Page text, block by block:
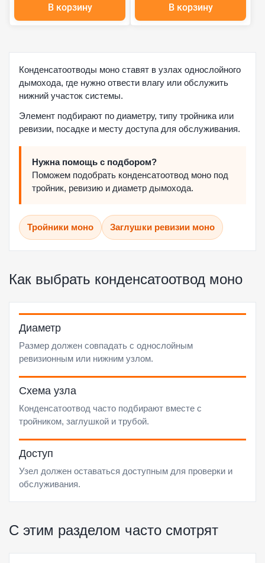
В корзину В корзину
Конденсатоотводы моно ставят в узлах однослойного
дымохода, где нужно отвести влагу или обслужить
нижний участок системы.
Элемент подбирают по диаметру, типу тройника или
ревизии, посадке и месту доступа для обслуживания.
Нужна помощь с подбором?
Поможем подобрать конденсатоотвод моно под
тройник, ревизию и диаметр дымохода.
Тройники моно Заглушки ревизии моно
Как выбрать конденсатоотвод моно
Диаметр
Размер должен совпадать с однослойным
ревизионным или нижним узлом.
Схема узла
Конденсатоотвод часто подбирают вместе с
тройником, заглушкой и трубой.
Доступ
Узел должен оставаться доступным для проверки и
обслуживания.
С этим разделом часто смотрят